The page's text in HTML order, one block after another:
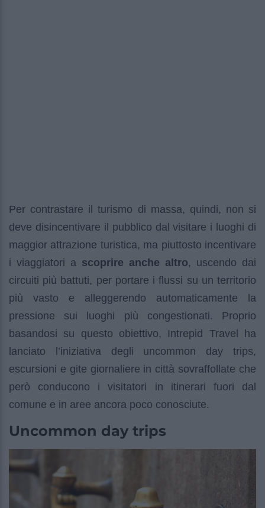
Per contrastare il turismo di massa, quindi, non si
deve disincentivare il pubblico dal visitare i luoghi di
maggior attrazione turistica, ma piuttosto incentivare
i viaggiatori a scoprire anche altro, uscendo dai
circuiti più battuti, per portare i flussi su un territorio
più vasto e alleggerendo automaticamente la
pressione sui luoghi più congestionati. Proprio
basandosi su questo obiettivo, Intrepid Travel ha
lanciato l’iniziativa degli uncommon day trips,
escursioni e gite giornaliere in città sovraffollate che
però conducono i visitatori in itinerari fuori dal
comune e in aree ancora poco conosciute.
Uncommon day trips